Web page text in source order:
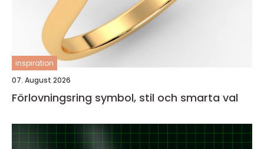
inspiration
07. August 2026
Förlovningsring symbol, stil och smarta val